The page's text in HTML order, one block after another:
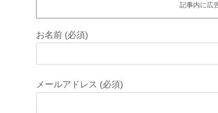
記事内に広
お名前 (必須)
メールアドレス (必須)